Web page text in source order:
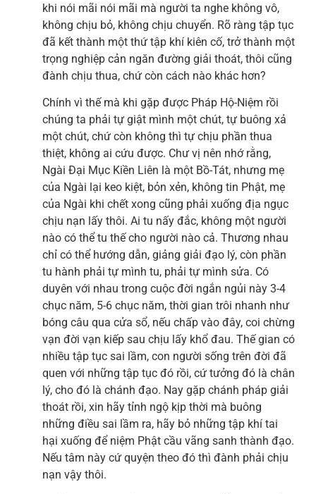
khi nói mãi nói mãi mà người ta nghe không vô,
không chịu bỏ, không chịu chuyển. Rõ ràng tập tục
đã kết thành một thứ tập khí kiên cố, trở thành một
trọng nghiệp cản ngăn đường giải thoát, thôi cũng
đành chịu thua, chứ còn cách nào khác hơn?
Chính vì thế mà khi gặp được Pháp Hộ-Niệm rồi
chúng ta phải tự giật mình một chút, tự buông xả
một chút, chứ còn không thì tự chịu phần thua
thiệt, không ai cứu được. Chư vị nên nhớ rằng,
Ngài Đại Mục Kiền Liên là một Bồ-Tát, nhưng mẹ
của Ngài lại keo kiệt, bỏn xẻn, không tin Phật, mẹ
của Ngài khi chết xong cũng phải xuống địa ngục
chịu nạn lấy thôi. Ai tu nấy đắc, không một người
nào có thể tu thế cho người nào cả. Thương nhau
chỉ có thể hướng dẫn, giảng giải đạo lý, còn phần
tu hành phải tự mình tu, phải tự mình sửa. Có
duyên với nhau trong cuộc đời ngắn ngủi này 3-4
chục năm, 5-6 chục năm, thời gian trôi nhanh như
bóng câu qua cửa sổ, nếu chấp vào đây, coi chừng
vạn đời vạn kiếp sau chịu lấy khổ đau. Thế gian có
nhiều tập tục sai lầm, con người sống trên đời đã
quen với những tập tục đó rồi, cứ tưởng đó là chân
lý, cho đó là chánh đạo. Nay gặp chánh pháp giải
thoát rồi, xin hãy tỉnh ngộ kịp thời mà buông
những điều sai lầm ra, hãy bỏ những tập khí tai
hại xuống để niệm Phật cầu vãng sanh thành đạo.
Nếu tâm này cứ quyện theo đó thì đành phải chịu
nạn vậy thôi.